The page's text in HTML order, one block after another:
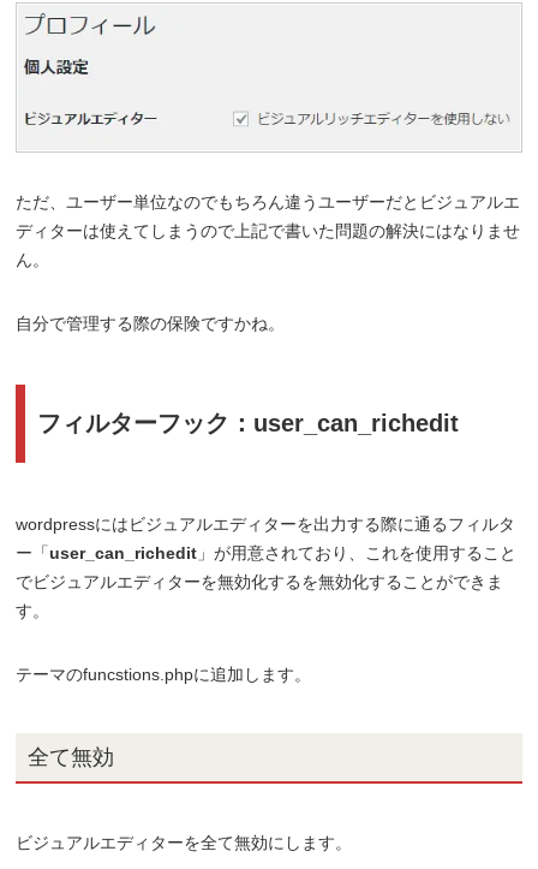
ただ、ユーザー単位なのでもちろん違うユーザーだとビジュアルエ
ディターは使えてしまうので上記で書いた問題の解決にはなりませ
ん。
自分で管理する際の保険ですかね。
フィルターフック：user_can_richedit
wordpressにはビジュアルエディターを出力する際に通るフィルタ
ー「user_can_richedit 」が用意されており、これを使用すること
でビジュアルエディターを無効化するを無効化することができま
す。
テーマのfuncstions.phpに追加します。
全て無効
ビジュアルエディターを全て無効にします。